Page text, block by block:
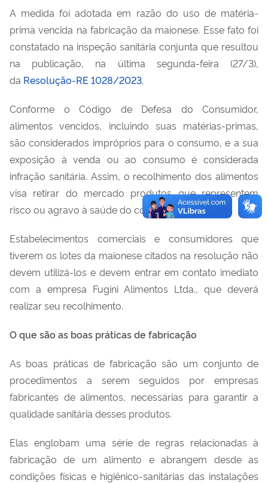
A medida foi adotada em razão do uso de matéria-
prima vencida na fabricação da maionese. Esse fato foi
constatado na inspeção sanitária conjunta que resultou
na publicação, na última segunda-feira (27/3),
da Resolução-RE 1028/2023.
Conforme o Código de Defesa do Consumidor,
alimentos vencidos, incluindo suas matérias-primas,
são considerados impróprios para o consumo, e a sua
exposição à venda ou ao consumo é considerada
infração sanitária. Assim, o recolhimento dos alimentos
visa retirar do mercado produtos que representem
risco ou agravo à saúde do consumidor.
Estabelecimentos comerciais e consumidores que
tiverem os lotes da maionese citados na resolução não
devem utilizá-los e devem entrar em contato imediato
com a empresa Fugini Alimentos Ltda., que deverá
realizar seu recolhimento.
O que são as boas práticas de fabricação
As boas práticas de fabricação são um conjunto de
procedimentos a serem seguidos por empresas
fabricantes de alimentos, necessárias para garantir a
qualidade sanitária desses produtos.
Elas englobam uma série de regras relacionadas à
fabricação de um alimento e abrangem desde as
condições físicas e higiênico-sanitárias das instalações